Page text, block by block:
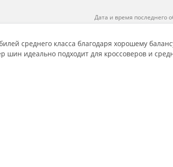
Дата и время последнего
среднего класса благодаря хорошему
шин идеально подходит для кроссоверов и